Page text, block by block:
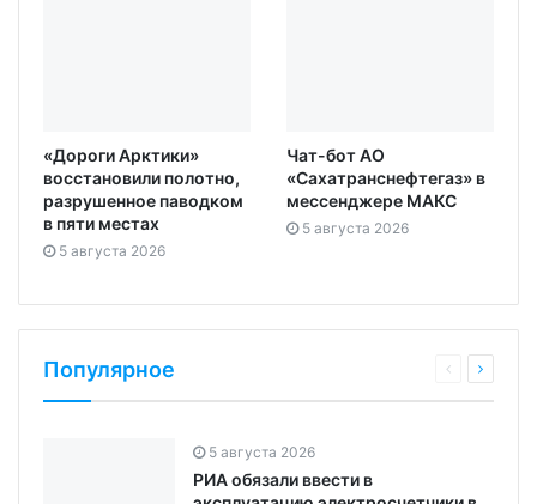
«Дороги Арктики»
восстановили полотно,
разрушенное паводком
в пяти местах
5 августа 2026
Чат-бот АО
«Сахатранснефтегаз» в
мессенджере МАКС
5 августа 2026
Популярное
5 августа 2026
РИА обязали ввести в